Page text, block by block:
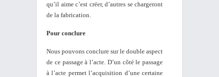
qu’il aime c’est créer, d’autres se chargeront
de la fabrication.
Pour conclure
Nous pouvons conclure sur le double aspect
de ce passage à l’acte. D’un côté le passage
à l’acte permet l’acquisition d’une certaine